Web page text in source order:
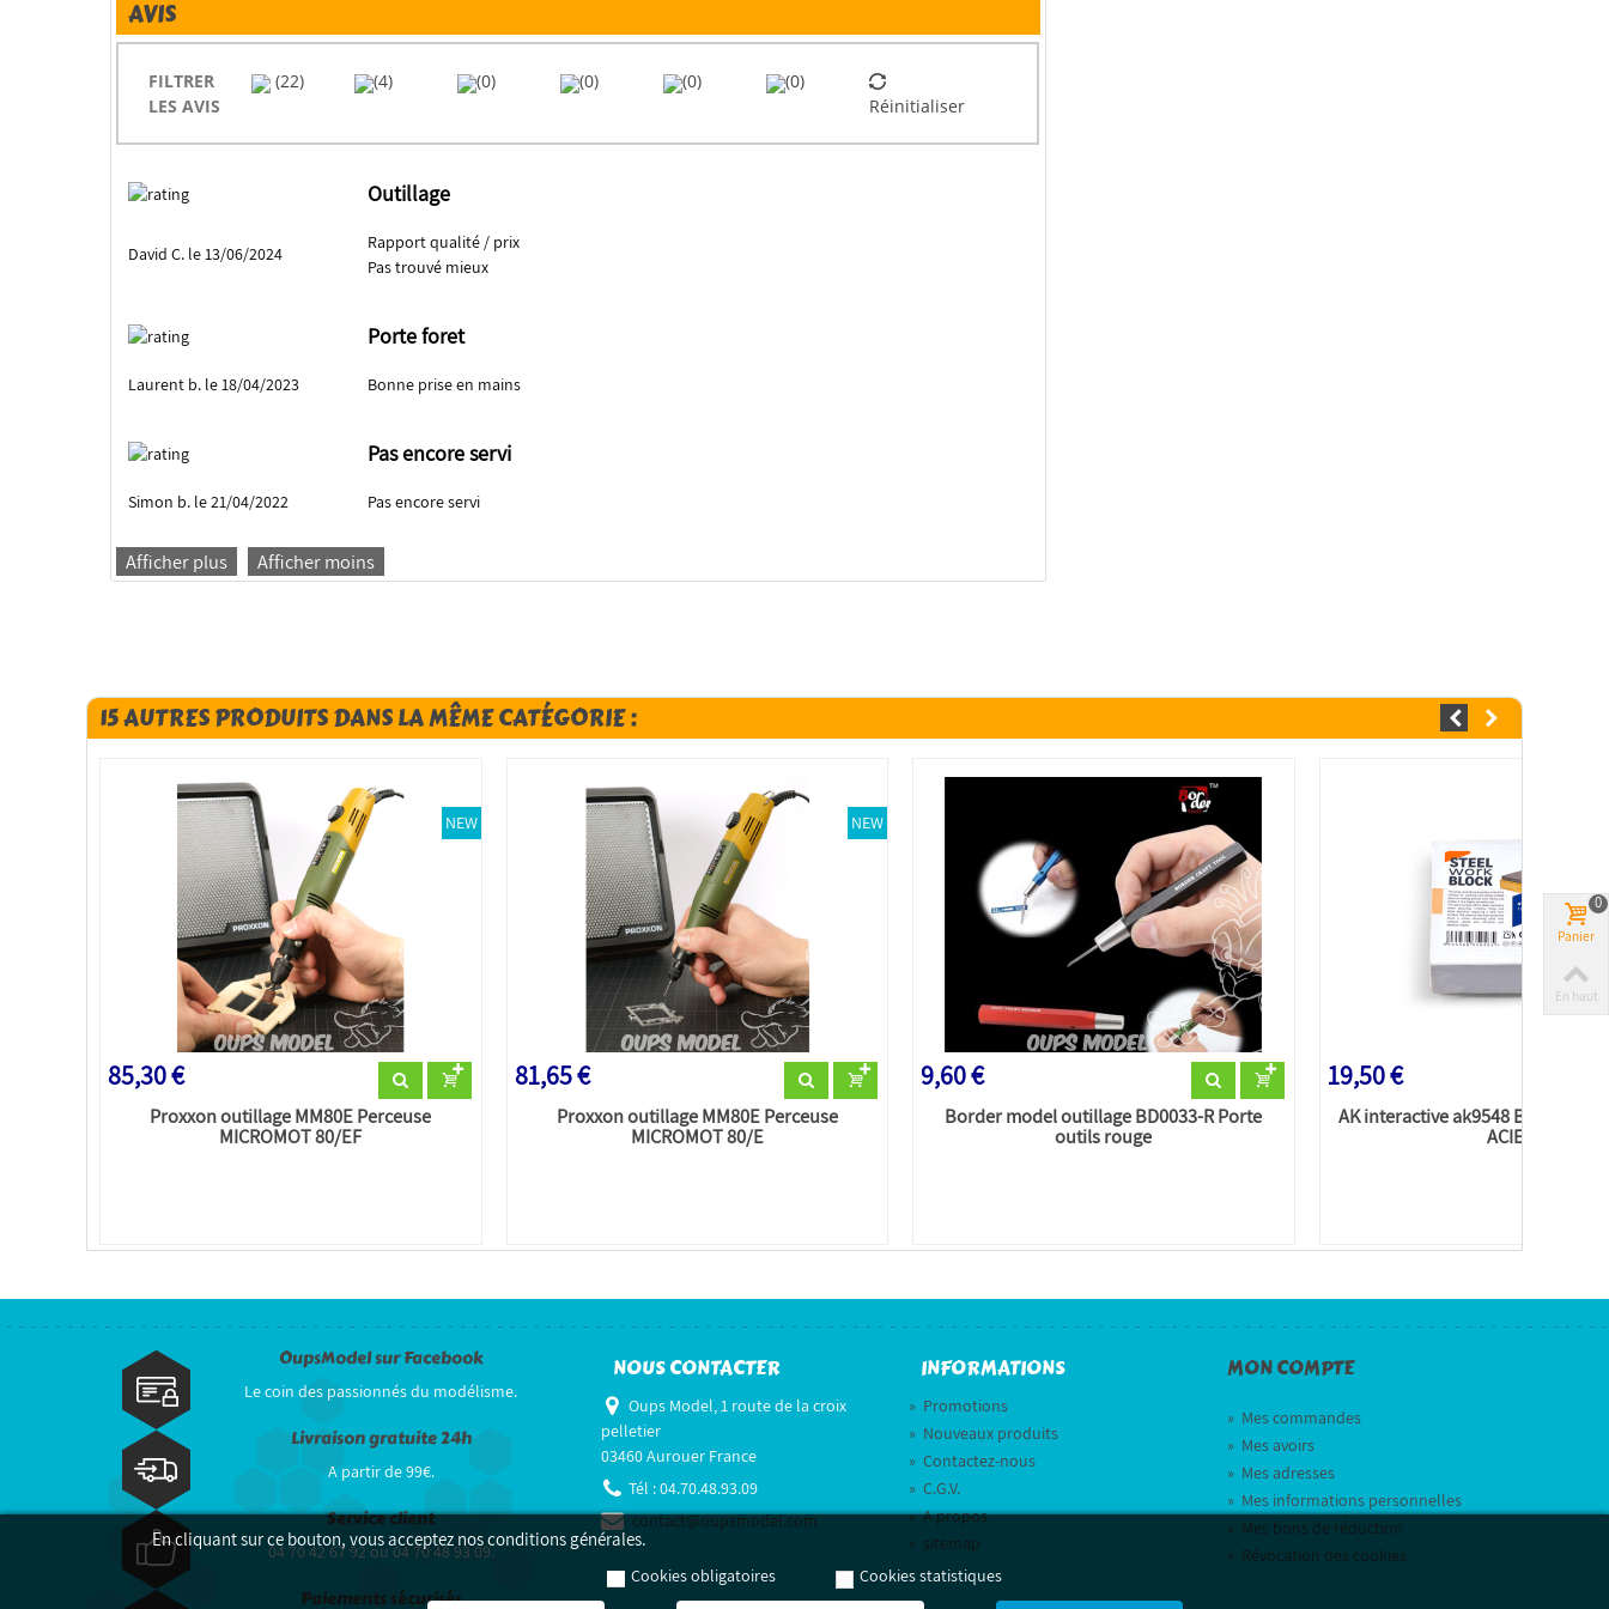
AVIS
FILTRER
LES AVIS
(22) (4) (0) (0) (0)
(0)
Réinitialiser
Outillage
David C. le 13/06/2024
Rapport qualité / prix
Pas trouvé mieux
Porte foret
Laurent b. le 18/04/2023 Bonne prise en mains
Pas encore servi
Simon b. le 21/04/2022 Pas encore servi
Afficher plus Afficher moins
15 AUTRES PRODUITS DANS LA MÊME CATÉGORIE :
NEW
85,30 €
Proxxon outillage MM80E Perceuse
MICROMOT 80/EF
NEW
81,65 €
Proxxon outillage MM80E Perceuse
MICROMOT 80/E
9,60 €
Border model outillage BD0033-R Porte
outils rouge
19,50 €
AK interactive ak9548 BLOC DE
ACIER
OupsModel sur Facebook
Le coin des passionnés du modélisme.
Livraison gratuite 24h
A partir de 99€.
Service client
04 70 42 67 92 ou 04 70 48 93 09.
Paiements sécurisés
NOUS CONTACTER
Oups Model, 1 route de la croix
pelletier
03460 Aurouer France
Tél :04.70.48.93.09
contact@oupsmodel.com
INFORMATIONS
» Promotions
» Nouveaux produits
» Contactez-nous
» C.G.V.
»A propos
» sitemap
MON COMPTE
» Mes commandes
» Mes avoirs
» Mes adresses
» Mes informations personnelles
» Mes bons de réduction
» Révocation des cookies
En cliquant sur ce bouton, vous acceptez nos conditions générales.
Cookies obligatoires Cookies statistiques
Panier
0
En haut